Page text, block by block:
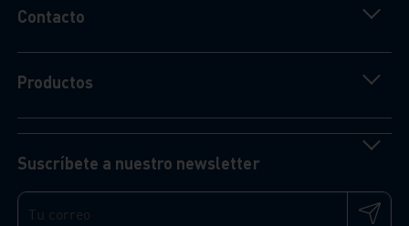
Contacto
Productos
Suscríbete a nuestro newsletter